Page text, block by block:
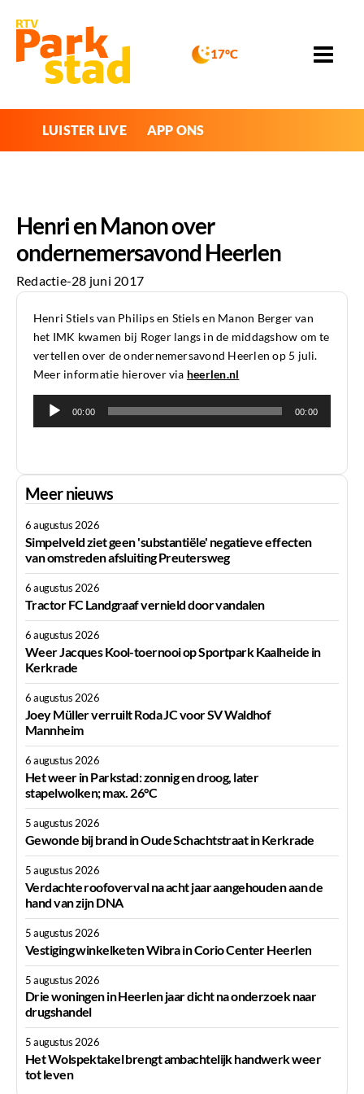
17°C
LUISTER LIVE APP ONS
Henri en Manon over
ondernemersavond Heerlen
Redactie-28 juni 2017
Henri Stiels van Philips en Stiels en Manon Berger van
het IMK kwamen bij Roger langs in de middagshow om te
vertellen over de ondernemersavond Heerlen op 5 juli.
Meer informatie hierover via heerlen.nl
Audiospeler
00:00 00:00
Meer nieuws
6 augustus 2026
Simpelveld ziet geen 'substantiële' negatieve effecten
van omstreden afsluiting Preutersweg
6 augustus 2026
Tractor FC Landgraaf vernield door vandalen
6 augustus 2026
Weer Jacques Kool-toernooi op Sportpark Kaalheide in
Kerkrade
6 augustus 2026
Joey Müller verruilt Roda JC voor SV Waldhof
Mannheim
6 augustus 2026
Het weer in Parkstad: zonnig en droog, later
stapelwolken; max. 26°C
5 augustus 2026
Gewonde bij brand in Oude Schachtstraat in Kerkrade
5 augustus 2026
Verdachte roofoverval na acht jaar aangehouden aan de
hand van zijn DNA
5 augustus 2026
Vestiging winkelketen Wibra in Corio Center Heerlen
5 augustus 2026
Drie woningen in Heerlen jaar dicht na onderzoek naar
drugshandel
5 augustus 2026
Het Wolspektakel brengt ambachtelijk handwerk weer
tot leven